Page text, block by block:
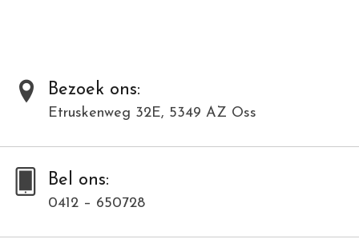
Bezoek ons:
Etruskenweg 32E, 5349 AZ Oss
Bel ons:
0412 – 650728